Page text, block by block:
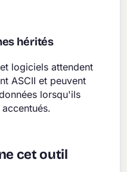
hérités
logiciels attendent
ASCII et peuvent
lorsqu'ils
cet outil